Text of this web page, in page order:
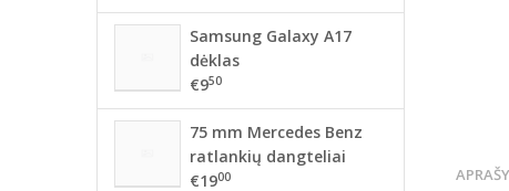
Samsung Galaxy A17
dėklas
€950
75 mm Mercedes Benz
ratlankių dangteliai
€1900